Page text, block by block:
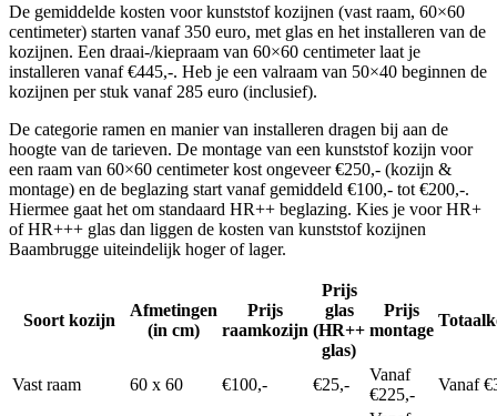
De gemiddelde kosten voor kunststof kozijnen (vast raam, 60×60
centimeter) starten vanaf 350 euro, met glas en het installeren van de
kozijnen. Een draai-/kiepraam van 60×60 centimeter laat je
installeren vanaf €445,-. Heb je een valraam van 50×40 beginnen de
kozijnen per stuk vanaf 285 euro (inclusief).
De categorie ramen en manier van installeren dragen bij aan de
hoogte van de tarieven. De montage van een kunststof kozijn voor
een raam van 60×60 centimeter kost ongeveer €250,- (kozijn &
montage) en de beglazing start vanaf gemiddeld €100,- tot €200,-.
Hiermee gaat het om standaard HR++ beglazing. Kies je voor HR+
of HR+++ glas dan liggen de kosten van kunststof kozijnen
Baambrugge uiteindelijk hoger of lager.
Soort kozijn
Afmetingen
(in cm)
Prijs
raamkozijn
Prijs
glas
(HR++
glas)
Prijs
montage
Vast raam 60 x 60 €100,- €25,-
Vanaf
€225,-
Vanaf